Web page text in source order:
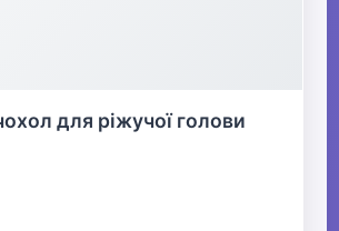
для ріжучої голови